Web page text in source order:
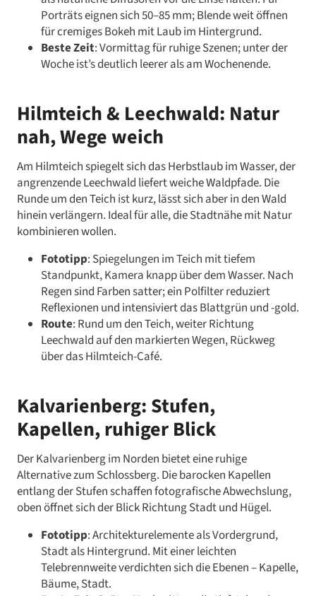
Porträts eignen sich 50–85 mm; Blende weit öffnen
für cremiges Bokeh mit Laub im Hintergrund.
Beste Zeit: Vormittag für ruhige Szenen; unter der
Woche ist’s deutlich leerer als am Wochenende.
Hilmteich & Leechwald: Natur
nah, Wege weich
Am Hilmteich spiegelt sich das Herbstlaub im Wasser, der
angrenzende Leechwald liefert weiche Waldpfade. Die
Runde um den Teich ist kurz, lässt sich aber in den Wald
hinein verlängern. Ideal für alle, die Stadtnähe mit Natur
kombinieren wollen.
Fototipp: Spiegelungen im Teich mit tiefem
Standpunkt, Kamera knapp über dem Wasser. Nach
Regen sind Farben satter; ein Polfilter reduziert
Reflexionen und intensiviert das Blattgrün und -gold.
Route: Rund um den Teich, weiter Richtung
Leechwald auf den markierten Wegen, Rückweg
über das Hilmteich-Café.
Kalvarienberg: Stufen,
Kapellen, ruhiger Blick
Der Kalvarienberg im Norden bietet eine ruhige
Alternative zum Schlossberg. Die barocken Kapellen
entlang der Stufen schaffen fotografische Abwechslung,
oben öffnet sich der Blick Richtung Stadt und Hügel.
Fototipp: Architekturelemente als Vordergrund,
Stadt als Hintergrund. Mit einer leichten
Telebrennweite verdichten sich die Ebenen – Kapelle,
Bäume, Stadt.